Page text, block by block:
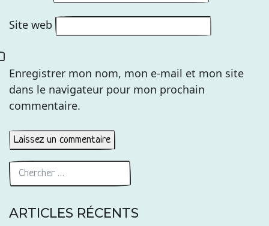
Site web
Enregistrer mon nom, mon e-mail et mon site
dans le navigateur pour mon prochain
commentaire.
ARTICLES RÉCENTS